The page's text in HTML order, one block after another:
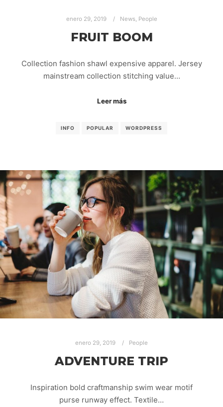
enero 29, 2019 News, People
FRUIT BOOM
Collection fashion shawl expensive apparel. Jersey
mainstream collection stitching value…
Leer más
INFO POPULAR WORDPRESS
enero 29, 2019 People
ADVENTURE TRIP
Inspiration bold craftmanship swim wear motif
purse runway effect. Textile…